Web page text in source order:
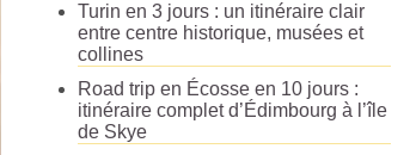
Turin en 3 jours : un itinéraire clair
entre centre historique, musées et
collines
Road trip en Écosse en 10 jours :
itinéraire complet d’Édimbourg à l’île
de Skye